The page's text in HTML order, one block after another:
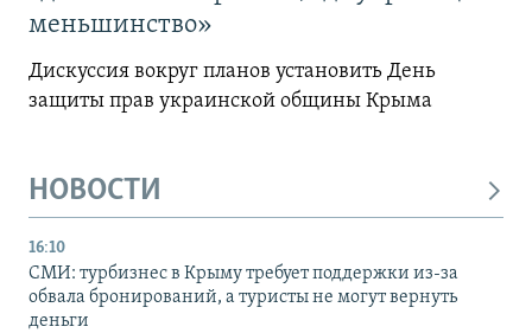
меньшинство»
Дискуссия вокруг планов установить День
защиты прав украинской общины Крыма
НОВОСТИ
16:10
СМИ: турбизнес в Крыму требует поддержки из-за
обвала бронирований, а туристы не могут вернуть
деньги